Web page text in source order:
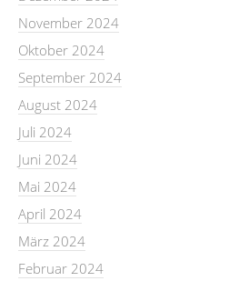
November 2024
Oktober 2024
September 2024
August 2024
Juli 2024
Juni 2024
Mai 2024
April 2024
März 2024
Februar 2024